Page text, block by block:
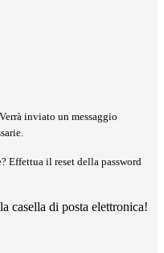
Verrà inviato un messaggio
Effettua il reset della password
casella di posta elettronica!